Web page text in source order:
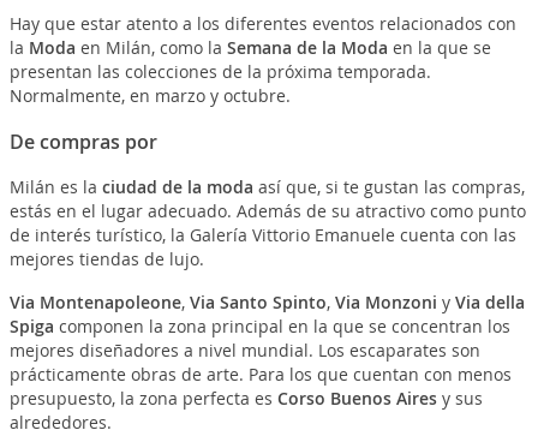
Hay que estar atento a los diferentes eventos relacionados con
la Moda en Milán, como la Semana de la Moda en la que se
presentan las colecciones de la próxima temporada.
Normalmente, en marzo y octubre.
De compras por
Milán es la ciudad de la moda así que, si te gustan las compras,
estás en el lugar adecuado. Además de su atractivo como punto
de interés turístico, la Galería Vittorio Emanuele cuenta con las
mejores tiendas de lujo.
Via Montenapoleone, Via Santo Spinto, Via Monzoni y Via della
Spiga componen la zona principal en la que se concentran los
mejores diseñadores a nivel mundial. Los escaparates son
prácticamente obras de arte. Para los que cuentan con menos
presupuesto, la zona perfecta es Corso Buenos Airesy sus
alrededores.